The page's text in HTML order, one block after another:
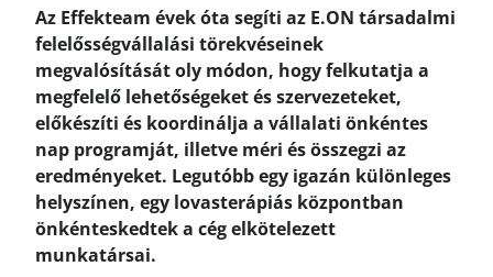
Az Effekteam évek óta segíti az E.ON társadalmi
felelősségvállalási törekvéseinek
megvalósítását oly módon, hogy felkutatja a
megfelelő lehetőségeket és szervezeteket,
előkészíti és koordinálja a vállalati önkéntes
nap programját, illetve méri és összegzi az
eredményeket. Legutóbb egy igazán különleges
helyszínen, egy lovasterápiás központban
önkénteskedtek a cég elkötelezett
munkatársai.